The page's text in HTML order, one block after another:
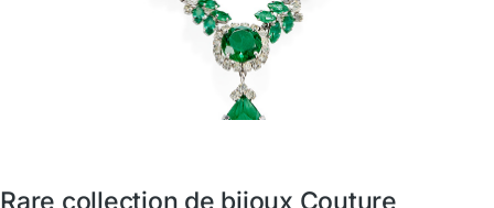
Rare collection de bijoux Couture